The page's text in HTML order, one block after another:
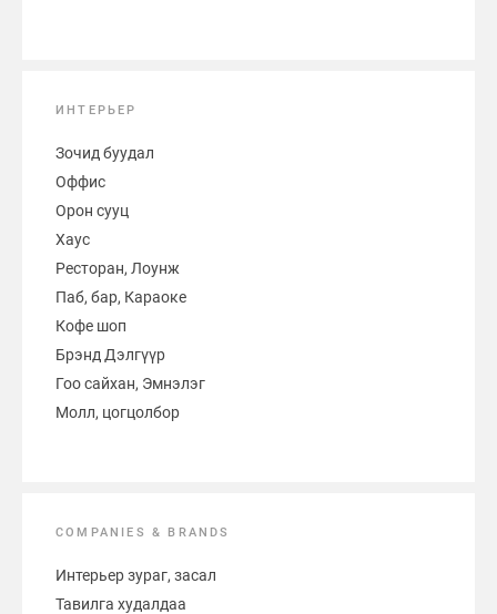
ИНТЕРЬЕР
Зочид буудал
Оффис
Орон сууц
Хаус
Ресторан, Лоунж
Паб, бар, Караоке
Кофе шоп
Брэнд Дэлгүүр
Гоо сайхан, Эмнэлэг
Молл, цогцолбор
COMPANIES & BRANDS
Интерьер зураг, засал
Тавилга худалдаа